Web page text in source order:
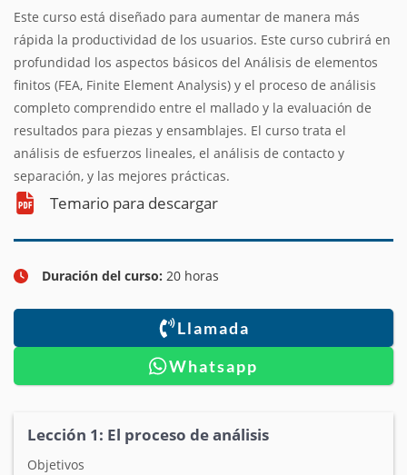
Este curso está diseñado para aumentar de manera más
rápida la productividad de los usuarios. Este curso cubrirá en
profundidad los aspectos básicos del Análisis de elementos
finitos (FEA, Finite Element Analysis) y el proceso de análisis
completo comprendido entre el mallado y la evaluación de
resultados para piezas y ensamblajes. El curso trata el
análisis de esfuerzos lineales, el análisis de contacto y
separación, y las mejores prácticas.
Temario para descargar
Duración del curso: 20 horas
Llamada
Whatsapp
Lección 1: El proceso de análisis
Objetivos